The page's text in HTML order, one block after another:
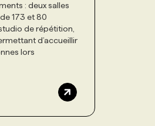
: deux salles
173 et 80
de répétition,
d’accueillir
lors